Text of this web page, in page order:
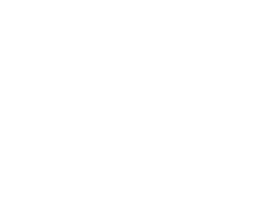
IS MEGVETTÉK